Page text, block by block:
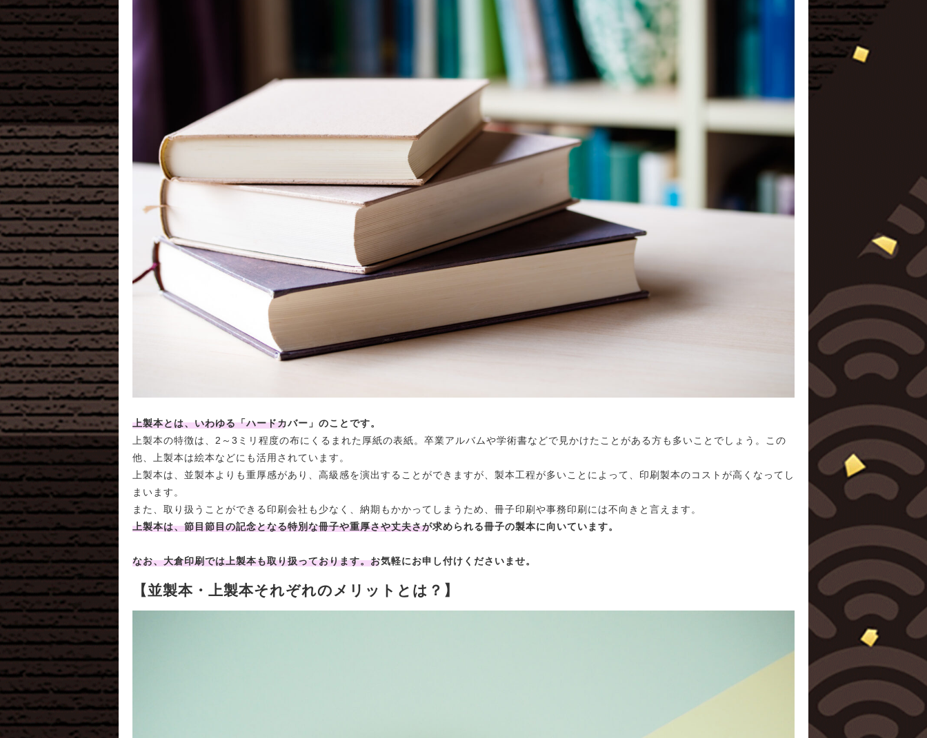
上製本とは、いわゆる「ハードカバー」のことです。
上製本の特徴は、2～3ミリ程度の布にくるまれた厚紙の表紙。卒業アルバムや学術書などで見かけたことがある方も多いことでしょう。この
他、上製本は絵本などにも活用されています。
上製本は、並製本よりも重厚感があり、高級感を演出することができますが、製本工程が多いことによって、印刷製本のコストが高くなってし
まいます。
また、取り扱うことができる印刷会社も少なく、納期もかかってしまうため、冊子印刷や事務印刷には不向きと言えます。
上製本は、節目節目の記念となる特別な冊子や重厚さや丈夫さが求められる冊子の製本に向いています。
なお、大倉印刷では上製本も取り扱っております。お気軽にお申し付けくださいませ。
【並製本・上製本それぞれのメリットとは？】